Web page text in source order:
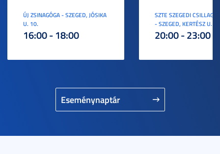
Eseménynaptár
ÚJ ZSINAGÓGA - SZEGED, JÓSIKA
U. 10.
16:00 - 18:00
SZTE SZEGEDI
- SZEGED, KERTÉSZ U. 3.
20:00 - 23:00